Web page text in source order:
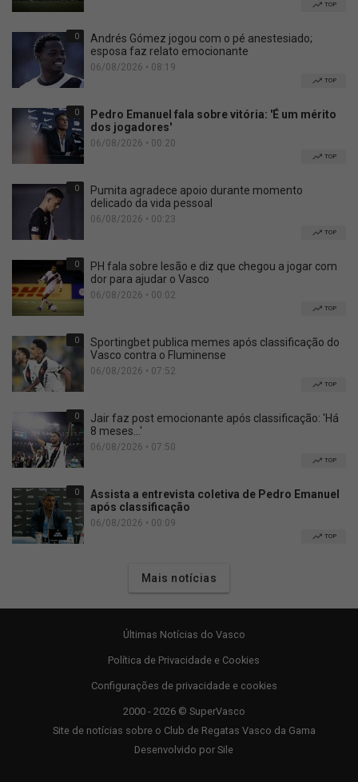
TOP
0
Andrés Gómez jogou com o pé anestesiado;
esposa faz relato emocionante
06/08/2026 • 08:19
TOP
0
Pedro Emanuel fala sobre vitória: 'É um mérito
dos jogadores'
06/08/2026 • 00:20
TOP
0
Pumita agradece apoio durante momento
delicado da vida pessoal
06/08/2026 • 00:23
TOP
0
PH fala sobre lesão e diz que chegou a jogar com
dor para ajudar o Vasco
06/08/2026 • 00:02
TOP
0
Sportingbet publica memes após classificação do
Vasco contra o Fluminense
06/08/2026 • 07:52
TOP
0
Jair faz post emocionante após classificação: 'Há
8 meses...'
06/08/2026 • 07:50
TOP
0
Assista a entrevista coletiva de Pedro Emanuel
após classificação
06/08/2026 • 00:09
TOP
Mais notícias
Últimas Notícias do Vasco
Política de Privacidade e Cookies
Configurações de privacidade e cookies
2000 - 2026 © SuperVasco
Site de notícias sobre o Club de Regatas Vasco da Gama
Desenvolvido por Sile